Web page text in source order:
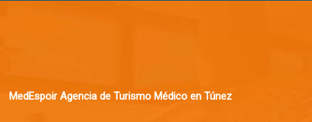
MedEspoir Agencia de Turismo Médico en Túnez